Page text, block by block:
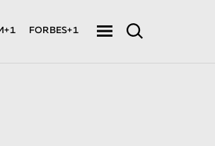
FORBES+1